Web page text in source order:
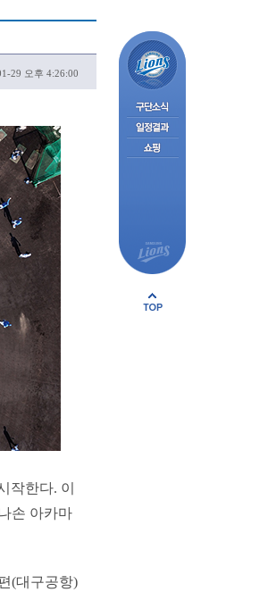
29 오후 4:26:00
작한다. 이
손 아카마
(대구공항)